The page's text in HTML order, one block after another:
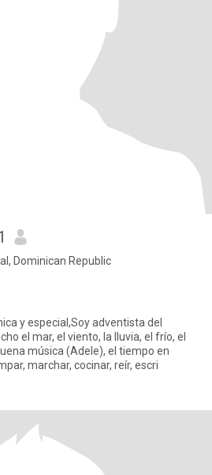
Dominican Republic
y especial,Soy adventista del
el mar, el viento, la lluvia, el frío, el
música (Adele), el tiempo en
marchar, cocinar, reír, escri